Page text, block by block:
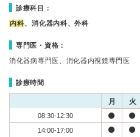
診療科目：
内科、消化器内科、外科
専門医・資格：
消化器病専門医、消化器内視鏡専門医
診療時間
月 火
08:30-12:30
14:00-17:00